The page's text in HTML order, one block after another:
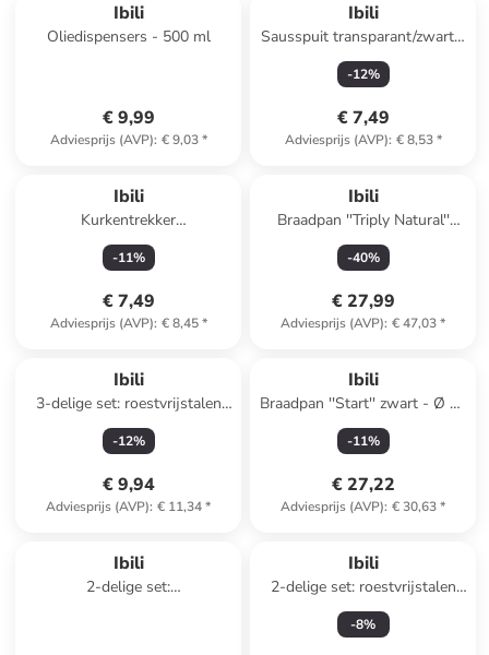
Ibili
Oliedispensers - 500 ml
€ 9,99
Adviesprijs (AVP): € 9,03*
Ibili
Sausspuit transparant/zwart -
(L)26 cm
-12%
€ 7,49
Adviesprijs (AVP): € 8,53*
Ibili
Kurkentrekker
zwart/zilverkleurig - (L)17 cm
-11%
€ 7,49
Adviesprijs (AVP): € 8,45*
Ibili
Braadpan ''Triply Natural''
zilverkleurig - Ø 32 cm
-40%
€ 27,99
Adviesprijs (AVP): € 47,03*
Ibili
3-delige set: roestvrijstalen
theezeef - Ø 4 cm
-12%
€ 9,94
Adviesprijs (AVP): € 11,34*
Ibili
Braadpan ''Start'' zwart - Ø 24
cm
-11%
€ 27,22
Adviesprijs (AVP): € 30,63*
Ibili
2-delige set:
Ibili
2-delige set: roestvrijstalen
meetlepel voor matchathee -
(L)11,8 cm
-8%